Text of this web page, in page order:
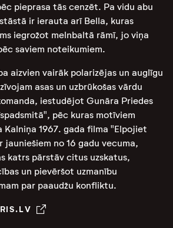
pieprasa tās cenzēt. Pa vidu abu
ir ierauta arī Bella, kuras
iegrožot melnbaltā rāmī, jo viņa
saviem noteikumiem.
aizvien vairāk polarizējas un auglīgu
asas un uzbrūkošas vārdu
iestudējot Gunāra Priedes
pēc kuras motīviem
Kalniņa 1967. gada filma "Elpojiet
jauniešiem no 16 gadu vecuma,
katrs pārstāv citus uzskatus,
un pievēršot uzmanību
par paaudžu konfliktu.